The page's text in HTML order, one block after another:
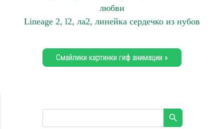
любви
Lineage 2, l2, ла2, линейка сердечко из нубов
Смайлики картинки гиф анимации »